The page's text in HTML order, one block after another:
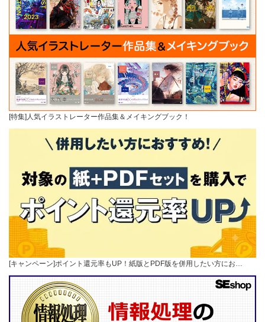
[特集]人気イラストレーター作品集＆メイキングブック！
[キャンペーン]ポイント還元率もUP！紙版とPDF版を併用したい方にお…